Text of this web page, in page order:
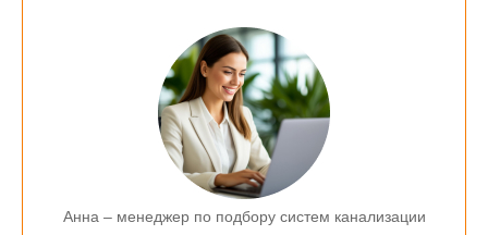
Анна – менеджер по подбору систем канализации